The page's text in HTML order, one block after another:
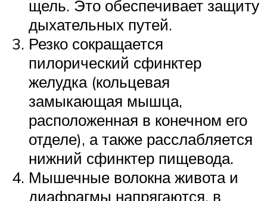
щель. Это обеспечивает защиту
дыхательных путей.
Резко сокращается
пилорический сфинктер
желудка (кольцевая
замыкающая мышца,
расположенная в конечном его
отделе), а также расслабляется
нижний сфинктер пищевода.
Мышечные волокна живота и
диафрагмы напрягаются, в